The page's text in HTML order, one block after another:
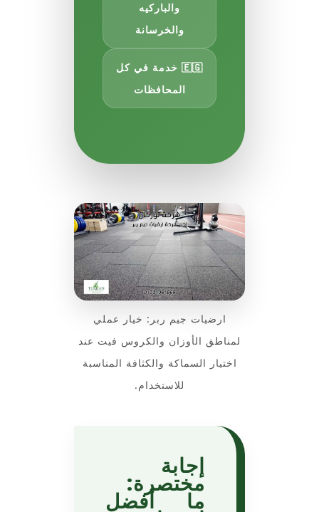
والباركيه
والخرسانة
🇪🇬 خدمة في كل
المحافظات
ارضيات جيم ربر: خيار عملي
لمناطق الأوزان والكروس فيت عند
اختيار السماكة والكثافة المناسبة
للاستخدام.
إجابة
مختصرة:
ما أفضل